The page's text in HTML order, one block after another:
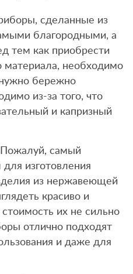
сделанные из
благородными, а
тем как приобрести
материала, необходимо
бережно
из-за того, что
и капризный
самый
изготовления
из нержавеющей
красиво и
их не сильно
отлично подходят
и даже для